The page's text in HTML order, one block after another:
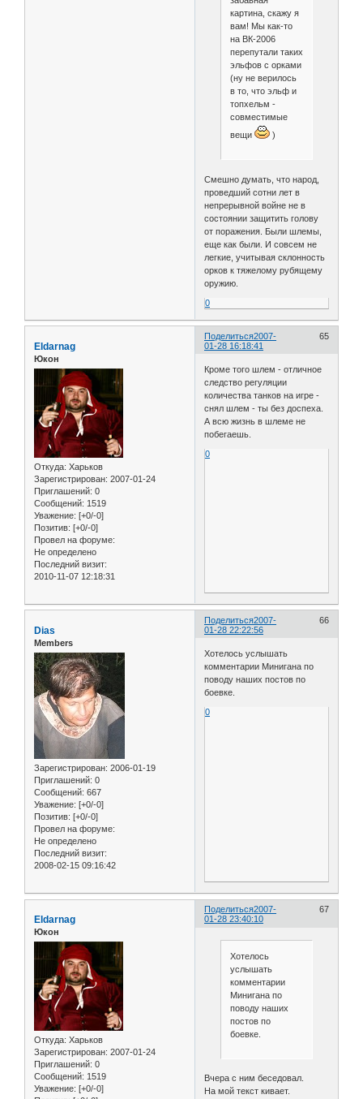
картина, скажу я
вам! Мы как-то
на ВК-2006
перепутали таких
эльфов с орками
(ну не верилось
в то, что эльф и
топхельм -
совместимые
вещи
)
Смешно думать, что народ,
проведший сотни лет в
непрерывной войне не в
состоянии защитить голову
от поражения. Были шлемы,
еще как были. И совсем не
легкие, учитывая склонность
орков к тяжелому рубящему
оружию.
0
Поделиться 65
2007-
01-28 16:18:41
Eldarnag
Юкон
Откуда: Харьков
Зарегистрирован: 2007-01-24
Приглашений: 0
Сообщений: 1519
Уважение: [+0/-0]
Позитив: [+0/-0]
Провел на форуме:
Не определено
Последний визит:
2010-11-07 12:18:31
Кроме того шлем - отличное
следство регуляции
количества танков на игре -
снял шлем - ты без доспеха.
А всю жизнь в шлеме не
побегаешь.
0
Поделиться 66
2007-
01-28 22:22:56
Dias
Members
Зарегистрирован: 2006-01-19
Приглашений: 0
Сообщений: 667
Уважение: [+0/-0]
Позитив: [+0/-0]
Провел на форуме:
Не определено
Последний визит:
2008-02-15 09:16:42
Хотелось услышать
комментарии Минигана по
поводу наших постов по
боевке.
0
Поделиться 67
2007-
01-28 23:40:10
Eldarnag
Юкон
Откуда: Харьков
Зарегистрирован: 2007-01-24
Приглашений: 0
Сообщений: 1519
Уважение: [+0/-0]
Хотелось
услышать
комментарии
Минигана по
поводу наших
постов по
боевке.
Вчера с ним беседовал.
На мой текст кивает.